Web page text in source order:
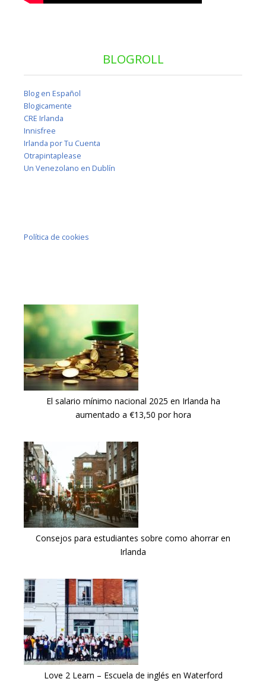
BLOGROLL
Blog en Español
Blogicamente
CRE Irlanda
Innisfree
Irlanda por Tu Cuenta
Otrapintaplease
Un Venezolano en Dublín
Política de cookies
El salario mínimo nacional 2025 en Irlanda ha
aumentado a €13,50 por hora
Consejos para estudiantes sobre como ahorrar en
Irlanda
Love 2 Learn – Escuela de inglés en Waterford